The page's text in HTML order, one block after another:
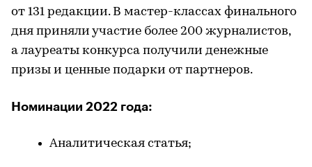
от 131 редакции. В мастер-классах финального
дня приняли участие более 200 журналистов,
а лауреаты конкурса получили денежные
призы и ценные подарки от партнеров.
Номинации 2022 года:
Аналитическая статья;